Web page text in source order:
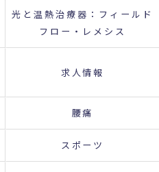
光と温熱治療器：フィールド
フロー・レメシス
求人情報
腰痛
スポーツ